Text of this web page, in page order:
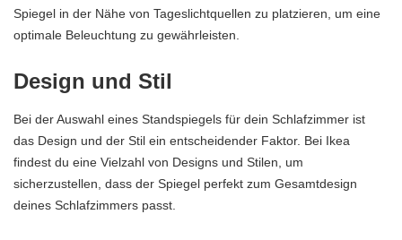
Spiegel in der Nähe von Tageslichtquellen zu platzieren, um eine
optimale Beleuchtung zu gewährleisten.
Design und Stil
Bei der Auswahl eines Standspiegels für dein Schlafzimmer ist
das Design und der Stil ein entscheidender Faktor. Bei Ikea
findest du eine Vielzahl von Designs und Stilen, um
sicherzustellen, dass der Spiegel perfekt zum Gesamtdesign
deines Schlafzimmers passt.